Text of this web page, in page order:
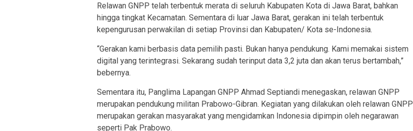
Relawan GNPP telah terbentuk merata di seluruh Kabupaten Kota di Jawa Barat, bahkan
hingga tingkat Kecamatan. Sementara di luar Jawa Barat, gerakan ini telah terbentuk
kepengurusan perwakilan di setiap Provinsi dan Kabupaten/ Kota se-Indonesia.
“Gerakan kami berbasis data pemilih pasti. Bukan hanya pendukung. Kami memakai sistem
digital yang terintegrasi. Sekarang sudah terinput data 3,2 juta dan akan terus bertambah,”
bebernya.
Sementara itu, Panglima Lapangan GNPP Ahmad Septiandi menegaskan, relawan GNPP
merupakan pendukung militan Prabowo-Gibran. Kegiatan yang dilakukan oleh relawan GNPP
merupakan gerakan masyarakat yang mengidamkan Indonesia dipimpin oleh negarawan
seperti Pak Prabowo.